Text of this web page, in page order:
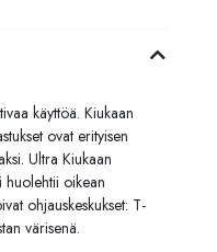
käyttöä. Kiukaan
ovat erityisen
Ultra Kiukaan
huolehtii oikean
ohjauskeskukset: T-
värisenä.